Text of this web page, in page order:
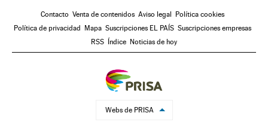
Contacto Venta de contenidos Aviso legal
Política cookies
Política de privacidad
Mapa Suscripciones EL PAÍS Suscripciones empresas
RSS
Índice Noticias de hoy
Webs de PRISA